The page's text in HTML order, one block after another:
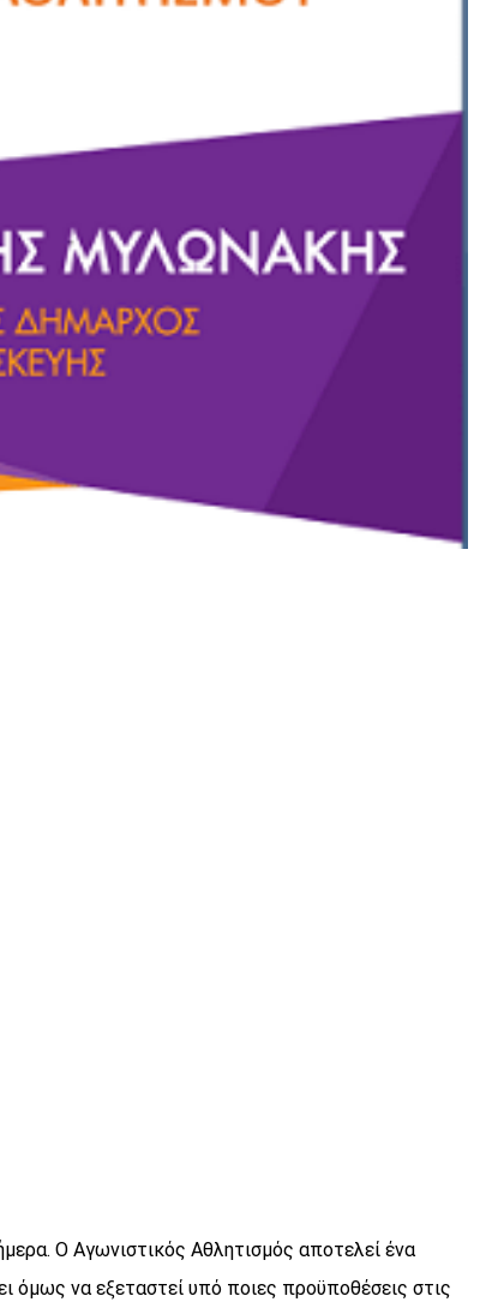
Ο Αγωνιστικός Αθλητισμός αποτελεί ένα
όμως να εξεταστεί υπό ποιες προϋποθέσεις στις